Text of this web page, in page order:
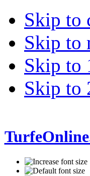
Skip to
Skip to
Skip to
Skip to